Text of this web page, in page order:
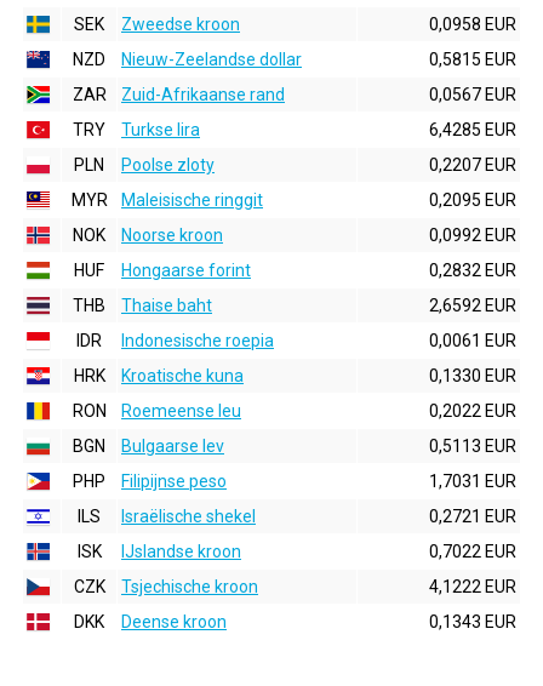
SEK
Zweedse kroon
0,0958 EUR
NZD
Nieuw-Zeelandse dollar
0,5815 EUR
ZAR
Zuid-Afrikaanse rand
0,0567 EUR
TRY
Turkse lira
6,4285 EUR
PLN
Poolse zloty
0,2207 EUR
MYR
Maleisische ringgit
0,2095 EUR
NOK
Noorse kroon
0,0992 EUR
HUF
Hongaarse forint
0,2832 EUR
THB
Thaise baht
2,6592 EUR
IDR
Indonesische roepia
0,0061 EUR
HRK
Kroatische kuna
0,1330 EUR
RON
Roemeense leu
0,2022 EUR
BGN
Bulgaarse lev
0,5113 EUR
PHP
Filipijnse peso
1,7031 EUR
ILS
Israëlische shekel
0,2721 EUR
ISK
IJslandse kroon
0,7022 EUR
CZK
Tsjechische kroon
4,1222 EUR
DKK
Deense kroon 0,1343 EUR